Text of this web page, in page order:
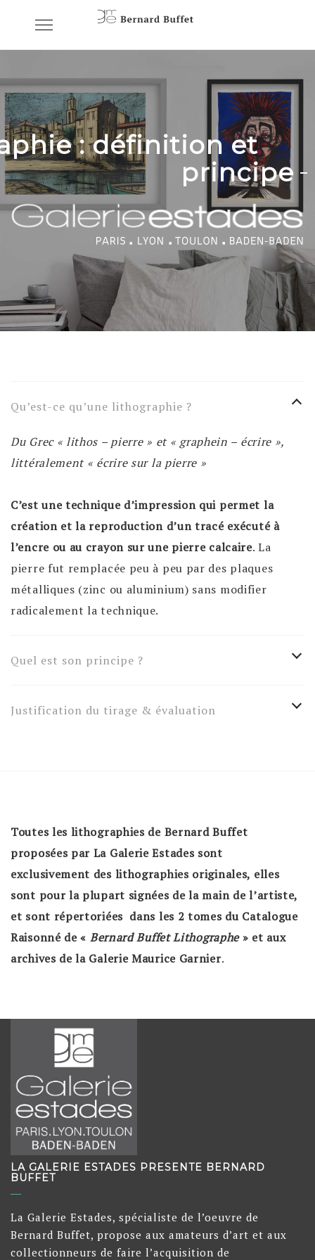
content
Toggle
: définition et
principe
Qu’est-ce qu’une lithographie ?
Du Grec « lithos – pierre » et « graphein – écrire »,
littéralement « écrire sur la pierre »
C’est une technique d’impression qui permet la
création et la reproduction d’un tracé exécuté à
l’encre ou au crayon sur une pierre calcaire. La
pierre fut remplacée peu à peu par des plaques
métalliques (zinc ou aluminium) sans modifier
radicalement la technique.
Quel est son principe ?
Justification du tirage & évaluation
Toutes les lithographies de Bernard Buffet
proposées par La Galerie Estades sont
exclusivement des lithographies originales, elles
sont pour la plupart signées de la main de l’artiste,
et sont répertoriées dans les 2 tomes du Catalogue
Raisonné de « Bernard Buffet Lithographe» et aux
archives de la Galerie Maurice Garnier.
LA GALERIE ESTADES PRESENTE BERNARD
BUFFET
La Galerie Estades, spécialiste de l’oeuvre de
Bernard Buffet, propose aux amateurs d’art et aux
collectionneurs de faire l’acquisition de